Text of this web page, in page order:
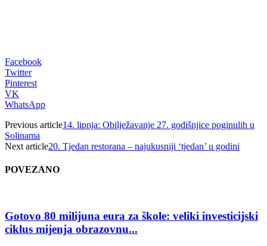
Facebook
Twitter
Pinterest
VK
WhatsApp
Previous article14. lipnja: Obilježavanje 27. godišnjice poginulih u
Solinama
Next article20. Tjedan restorana – najukusniji ‘tjedan’ u godini
POVEZANO
Gotovo 80 milijuna eura za škole: veliki investicijski
ciklus mijenja obrazovnu...